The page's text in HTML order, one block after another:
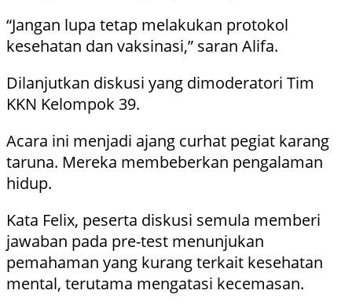
“Jangan lupa tetap melakukan protokol
kesehatan dan vaksinasi,” saran Alifa.
Dilanjutkan diskusi yang dimoderatori Tim
KKN Kelompok 39.
Acara ini menjadi ajang curhat pegiat karang
taruna. Mereka membeberkan pengalaman
hidup.
Kata Felix, peserta diskusi semula memberi
jawaban pada pre-test menunjukan
pemahaman yang kurang terkait kesehatan
mental, terutama mengatasi kecemasan.